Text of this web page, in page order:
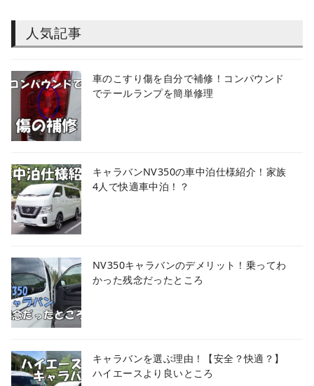
人気記事
車のこすり傷を自分で補修！コンパウンド
でテールランプを簡単修理
キャラバンNV350の車中泊仕様紹介！家族
4人で快適車中泊！？
NV350キャラバンのデメリット！乗ってわ
かった残念だったところ
キャラバンを選ぶ理由！【安全？快適？】
ハイエースより良いところ